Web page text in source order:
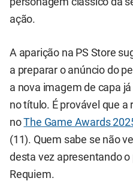
ação.
A aparição na PS Store
a preparar o anúncio do
a nova imagem de capa
no título. É provável que
noThe Game Awards
(11). Quem sabe se não
desta vez apresentando o
Requiem.